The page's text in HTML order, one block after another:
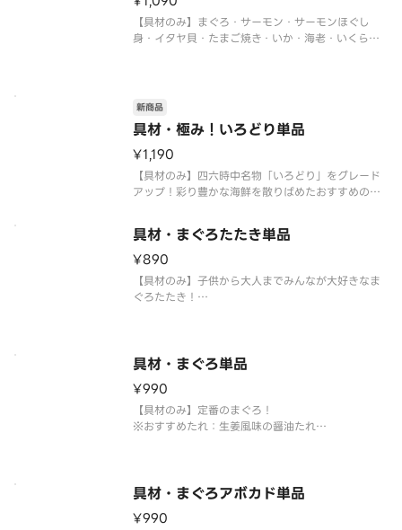
【具材のみ】まぐろ・サーモン・サーモンほぐし
身・イタヤ貝・たまご焼き・いか・海老・いくらと
具材・極み！いろどり単品
新商品
¥1,190
【具材のみ】四六時中名物「いろどり」をグレード
アップ！彩り豊かな海鮮を散りばめたおすすめの一
※おすすめたれ：海老みそのたれ
※お好みたれ・おだし・薬味付き
具材・まぐろたたき単品
¥890
【具材のみ】子供から大人までみんなが大好きなま
ぐろたたき！
具材・まぐろ単品
¥990
【具材のみ】定番のまぐろ！
※おすすめたれ：生姜風味の醤油たれ
具材・まぐろアボカド単品
¥990